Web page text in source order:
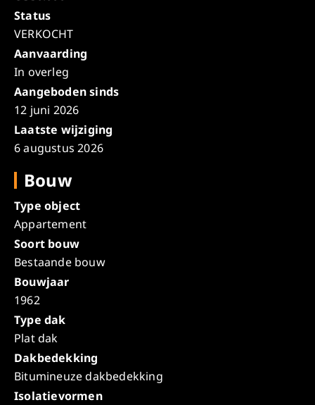
Status
VERKOCHT
Aanvaarding
In overleg
Aangeboden sinds
12 juni 2026
Laatste wijziging
6 augustus 2026
Bouw
Type object
Appartement
Soort bouw
Bestaande bouw
Bouwjaar
1962
Type dak
Plat dak
Dakbedekking
Bitumineuze dakbedekking
Isolatievormen